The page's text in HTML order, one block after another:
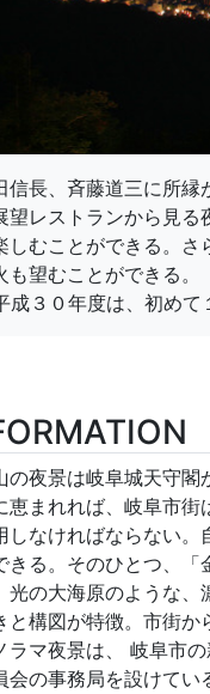
信長、斉藤道三に所
望レストランから見る
しむことができる。
も望むことができる。
３０年度は、初めて
の夜景は岐阜城天守閣
恵まれれば、岐阜市
しなければならない
きる。そのひとつ、
光の大海原のような、
と構図が特徴。市街
ラマ夜景は、 岐阜市
会の事務局を設けてい